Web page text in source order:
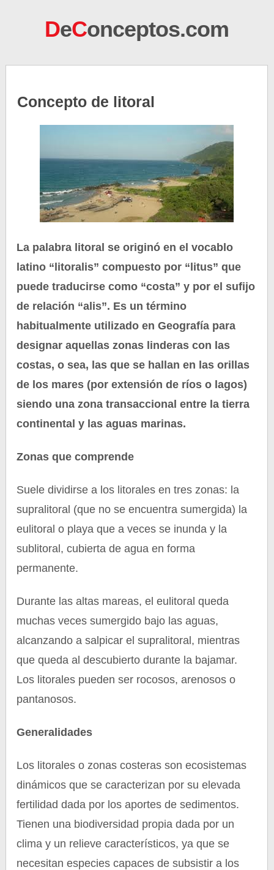
DeConceptos.com
Concepto de litoral
La palabra litoral se originó en el vocablo
latino “litoralis” compuesto por “litus” que
puede traducirse como “costa” y por el sufijo
de relación “alis”. Es un término
habitualmente utilizado en Geografía para
designar aquellas zonas linderas con las
costas, o sea, las que se hallan en las orillas
de los mares (por extensión de ríos o lagos)
siendo una zona transaccional entre la tierra
continental y las aguas marinas.
Zonas que comprende
Suele dividirse a los litorales en tres zonas: la
supralitoral (que no se encuentra sumergida) la
eulitoral o playa que a veces se inunda y la
sublitoral, cubierta de agua en forma
permanente.
Durante las altas mareas, el eulitoral queda
muchas veces sumergido bajo las aguas,
alcanzando a salpicar el supralitoral, mientras
que queda al descubierto durante la bajamar.
Los litorales pueden ser rocosos, arenosos o
pantanosos.
Generalidades
Los litorales o zonas costeras son ecosistemas
dinámicos que se caracterizan por su elevada
fertilidad dada por los aportes de sedimentos.
Tienen una biodiversidad propia dada por un
clima y un relieve característicos, ya que se
necesitan especies capaces de subsistir a los